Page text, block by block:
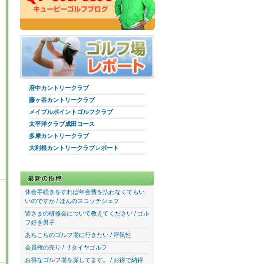
府中カントリークラブ
藤ヶ谷カントリークラブ
メイプルポイントゴルフクラブ
太平洋クラブ成田コース
多摩カントリークラブ
大利根カントリークラブレポート
休会手続きをすれば年会費を払わなくてもい
いのですか / ほんのスコッチシェフ
皆さまの研修会について教えてください / ゴル
フ好き男子
あちこちのゴルフ場に行きたい / 浮気性
会員権の売り / リタイヤゴルフ
お得なゴルフ場を探してます。 / お得で納得